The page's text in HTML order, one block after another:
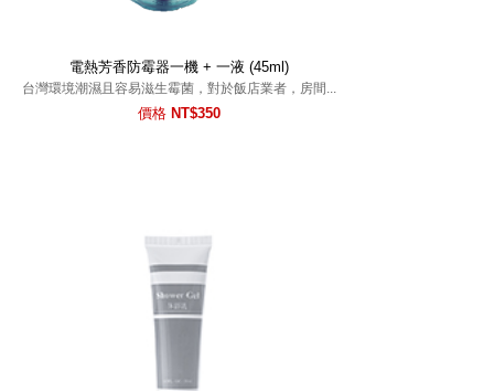
電熱芳香防霉器一機 + 一液 (45ml)
台灣環境潮濕且容易滋生霉菌，對於飯店業者，房間...
價格 NT$350